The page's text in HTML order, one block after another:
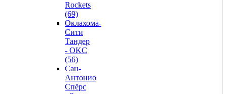
Rockets
(69)
Оклахома-
Сити
Тандер
- OKC
(56)
Сан-
Антонио
Спёрс